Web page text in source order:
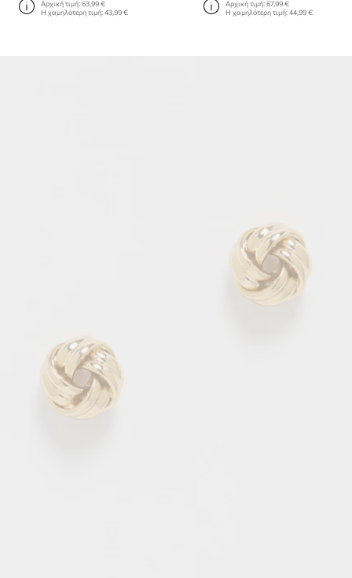
Αρχική τιμή:63,99 €
Η χαμηλότερη τιμή:43,99 €
Αρχική τιμή: 67,99 €
Η χαμηλότερη τιμή: 44,99 €